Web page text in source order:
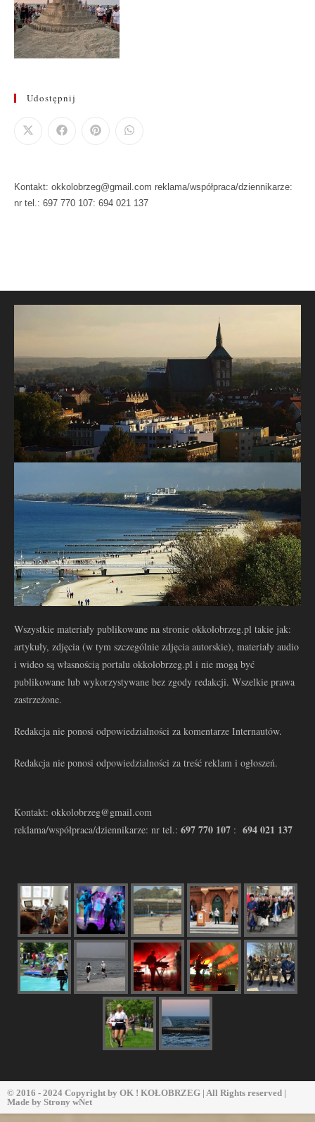
Udostępnij
Kontakt: okkolobrzeg@gmail.com reklama/współpraca/dziennikarze:
nr tel.: 697 770 107: 694 021 137
Wszystkie materiały publikowane na stronie okkolobrzeg.pl takie jak:
artykuły, zdjęcia (w tym szczególnie zdjęcia autorskie), materiały audio
i wideo są własnością portalu okkolobrzeg.pl i nie mogą być
publikowane lub wykorzystywane bez zgody redakcji. Wszelkie prawa
zastrzeżone.
Redakcja nie ponosi odpowiedzialności za komentarze Internautów.
Redakcja nie ponosi odpowiedzialności za treść reklam i ogłoszeń.
Kontakt: okkolobrzeg@gmail.com
reklama/współpraca/dziennikarze: nr tel.: 697 770 107 : 694 021 137
© 2016 - 2024 Copyright by OK ! KOŁOBRZEG | All Rights reserved |
Made by Strony wNet